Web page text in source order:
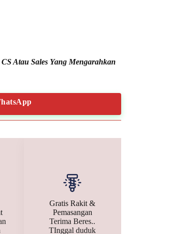
Atau Sales Yang Mengarahkan
Gratis Rakit &
Pemasangan
Terima Beres..
TInggal duduk